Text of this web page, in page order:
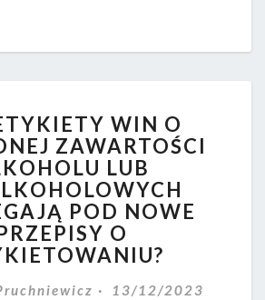
ETYKIETY
WIN
O
OBNIŻONEJ
ZAWARTOŚCI
ALKOHOLU
LUB
BEZALKOHOLOWYCH
PODLEGAJĄ
WIN O
ZAWARTOŚCI
LUB
POD NOWE
O
13/12/2023